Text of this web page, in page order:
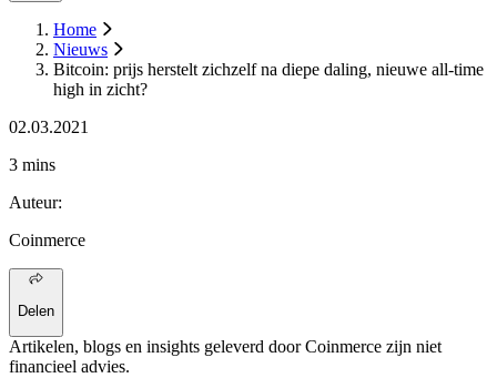
Home
Nieuws
Bitcoin: prijs herstelt zichzelf na diepe daling, nieuwe all-time
high in zicht?
02.03.2021
3 mins
Auteur:
Coinmerce
Delen
Artikelen, blogs en insights geleverd door Coinmerce zijn niet
financieel advies.